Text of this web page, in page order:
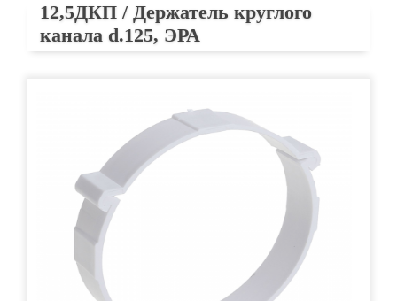
12,5ДКП / Держатель круглого
канала d.125, ЭРА